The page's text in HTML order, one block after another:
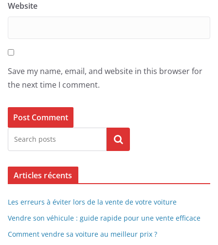
Website
Save my name, email, and website in this browser for
the next time I comment.
Search
Articles récents
Les erreurs à éviter lors de la vente de votre voiture
Vendre son véhicule : guide rapide pour une vente efficace
Comment vendre sa voiture au meilleur prix ?